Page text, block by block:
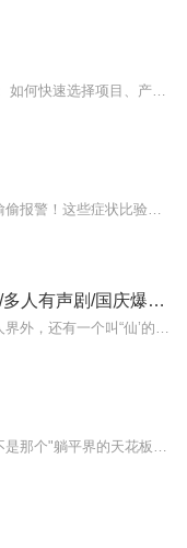
【国庆钜献】奇幻魔法师/多人有声剧/国庆爆更七天乐